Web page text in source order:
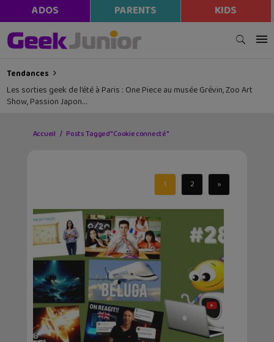
ADOS PARENTS KIDS
Tendances
Les sorties geek de l’été à Paris : One Piece au musée Grévin, Zoo Art
Show, Passion Japon…
Accueil Posts Tagged "Cookie connecté"
1 2 »